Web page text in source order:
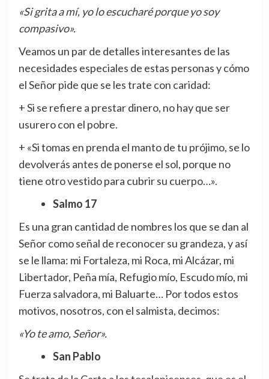
«Si grita a mí, yo lo escucharé porque yo soy
compasivo».
Veamos un par de detalles interesantes de las
necesidades especiales de estas personas y cómo
el Señor pide que se les trate con caridad:
+ Si se refiere a prestar dinero, no hay que ser
usurero con el pobre.
+ «Si tomas en prenda el manto de tu prójimo, se lo
devolverás antes de ponerse el sol, porque no
tiene otro vestido para cubrir su cuerpo…».
Salmo 17
Es una gran cantidad de nombres los que se dan al
Señor como señal de reconocer su grandeza, y así
se le llama: mi Fortaleza, mi Roca, mi Alcázar, mi
Libertador, Peña mía, Refugio mío, Escudo mío, mi
Fuerza salvadora, mi Baluarte… Por todos estos
motivos, nosotros, con el salmista, decimos:
«Yo te amo, Señor».
San Pablo